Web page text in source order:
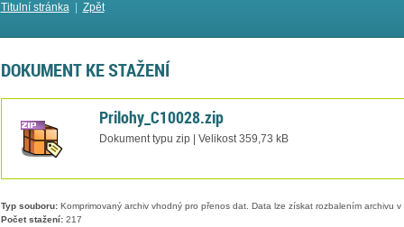
Titulní stránka| Zpět
DOKUMENT KE STAŽENÍ
Prilohy_C10028.zip
Dokument typu zip | Velikost 359,73 kB
Typ souboru:Komprimovaný archiv vhodný pro přenos dat. Data lze získat rozbalením archivu
Počet stažení:217